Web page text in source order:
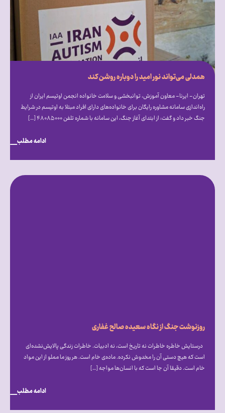
همدلی می‌تواند نور امید را دوباره روشن کند
تهران- ایرنا- معاون آموزش، توانبخشی و سلامت خانواده انجمن اوتیسم ایران از
راه‌اندازی سامانه مشاوره رایگان برای خانواده‌های دارای افراد مبتلا به اوتیسم در شرایط
جنگ خبر داد و گفت: از ابتدای آغاز جنگ، این سامانه با شماره تلفن ۴۸۰۸۵۰۰۰ […]
ادامه مطلب
روزنوشت جنگ از نگاه سعیده صالح غفاری
درستایش خاطره خاطرات نه تاریخ است، نه ادبیات. خاطرات زندگی پالایش‌نشده‌ای
است که هیچ دستی آن را مخدوش نکرده. ماده‌ی خام است. هر روز ما مملو از این مواد
خام است. دقیقا آن جا است که با انسان‌ها مواجه […]
ادامه مطلب